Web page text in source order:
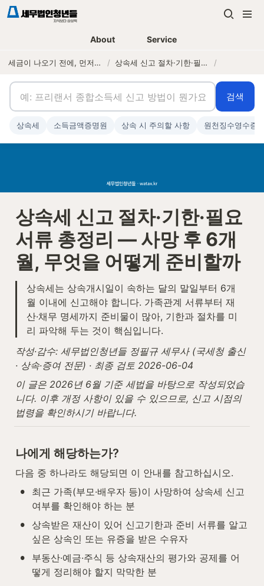
About Service
세금이 나오기 전에, 먼저 연락하는 세무법인 / 상속세 신고 절차·기한·필요서류 총정리 — 사망 후 6개월, 무엇을 어떻게 준비할까 /
상속세 신고 절차·기한·필요
서류 총정리 — 사망 후 6개
월, 무엇을 어떻게 준비할까
상속세는 상속개시일이 속하는 달의 말일부터 6개
월 이내에 신고해야 합니다. 가족관계 서류부터 재
산·채무 명세까지 준비물이 많아, 기한과 절차를 미
리 파악해 두는 것이 핵심입니다.
작성·감수: 세무법인청년들 정필규 세무사 (국세청 출신
· 상속·증여 전문) · 최종 검토 2026-06-04
이 글은 2026년 6월 기준 세법을 바탕으로 작성되었습
니다. 이후 개정 사항이 있을 수 있으므로, 신고 시점의
법령을 확인하시기 바랍니다.
나에게 해당하는가?
다음 중 하나라도 해당되면 이 안내를 참고하십시오.
•
최근 가족(부모·배우자 등)이 사망하여 상속세 신고
여부를 확인해야 하는 분
•
상속받은 재산이 있어 신고기한과 준비 서류를 알고
싶은 상속인 또는 유증을 받은 수유자
•
부동산·예금·주식 등 상속재산의 평가와 공제를 어
떻게 정리해야 할지 막막한 분
검색
상속세 소득금액증명원 상속 시 주의할 사항 원천징수영수증